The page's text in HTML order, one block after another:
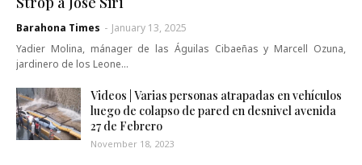
Barahona Times - January 13, 2025
Yadier Molina, mánager de las Águilas Cibaeñas y Marcell Ozuna,
jardinero de los Leone…
Videos | Varias personas atrapadas en vehículos
luego de colapso de pared en desnivel avenida
27 de Febrero
November 18, 2023